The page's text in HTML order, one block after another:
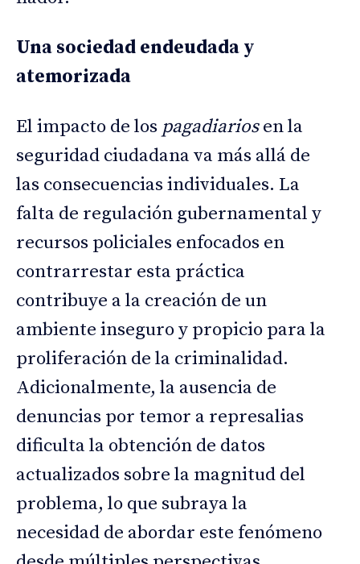
Una sociedad endeudada y
atemorizada
El impacto de los pagadiariosen la
seguridad ciudadana va más allá de
las consecuencias individuales. La
falta de regulación gubernamental y
recursos policiales enfocados en
contrarrestar esta práctica
contribuye a la creación de un
ambiente inseguro y propicio para la
proliferación de la criminalidad.
Adicionalmente, la ausencia de
denuncias por temor a represalias
dificulta la obtención de datos
actualizados sobre la magnitud del
problema, lo que subraya la
necesidad de abordar este fenómeno